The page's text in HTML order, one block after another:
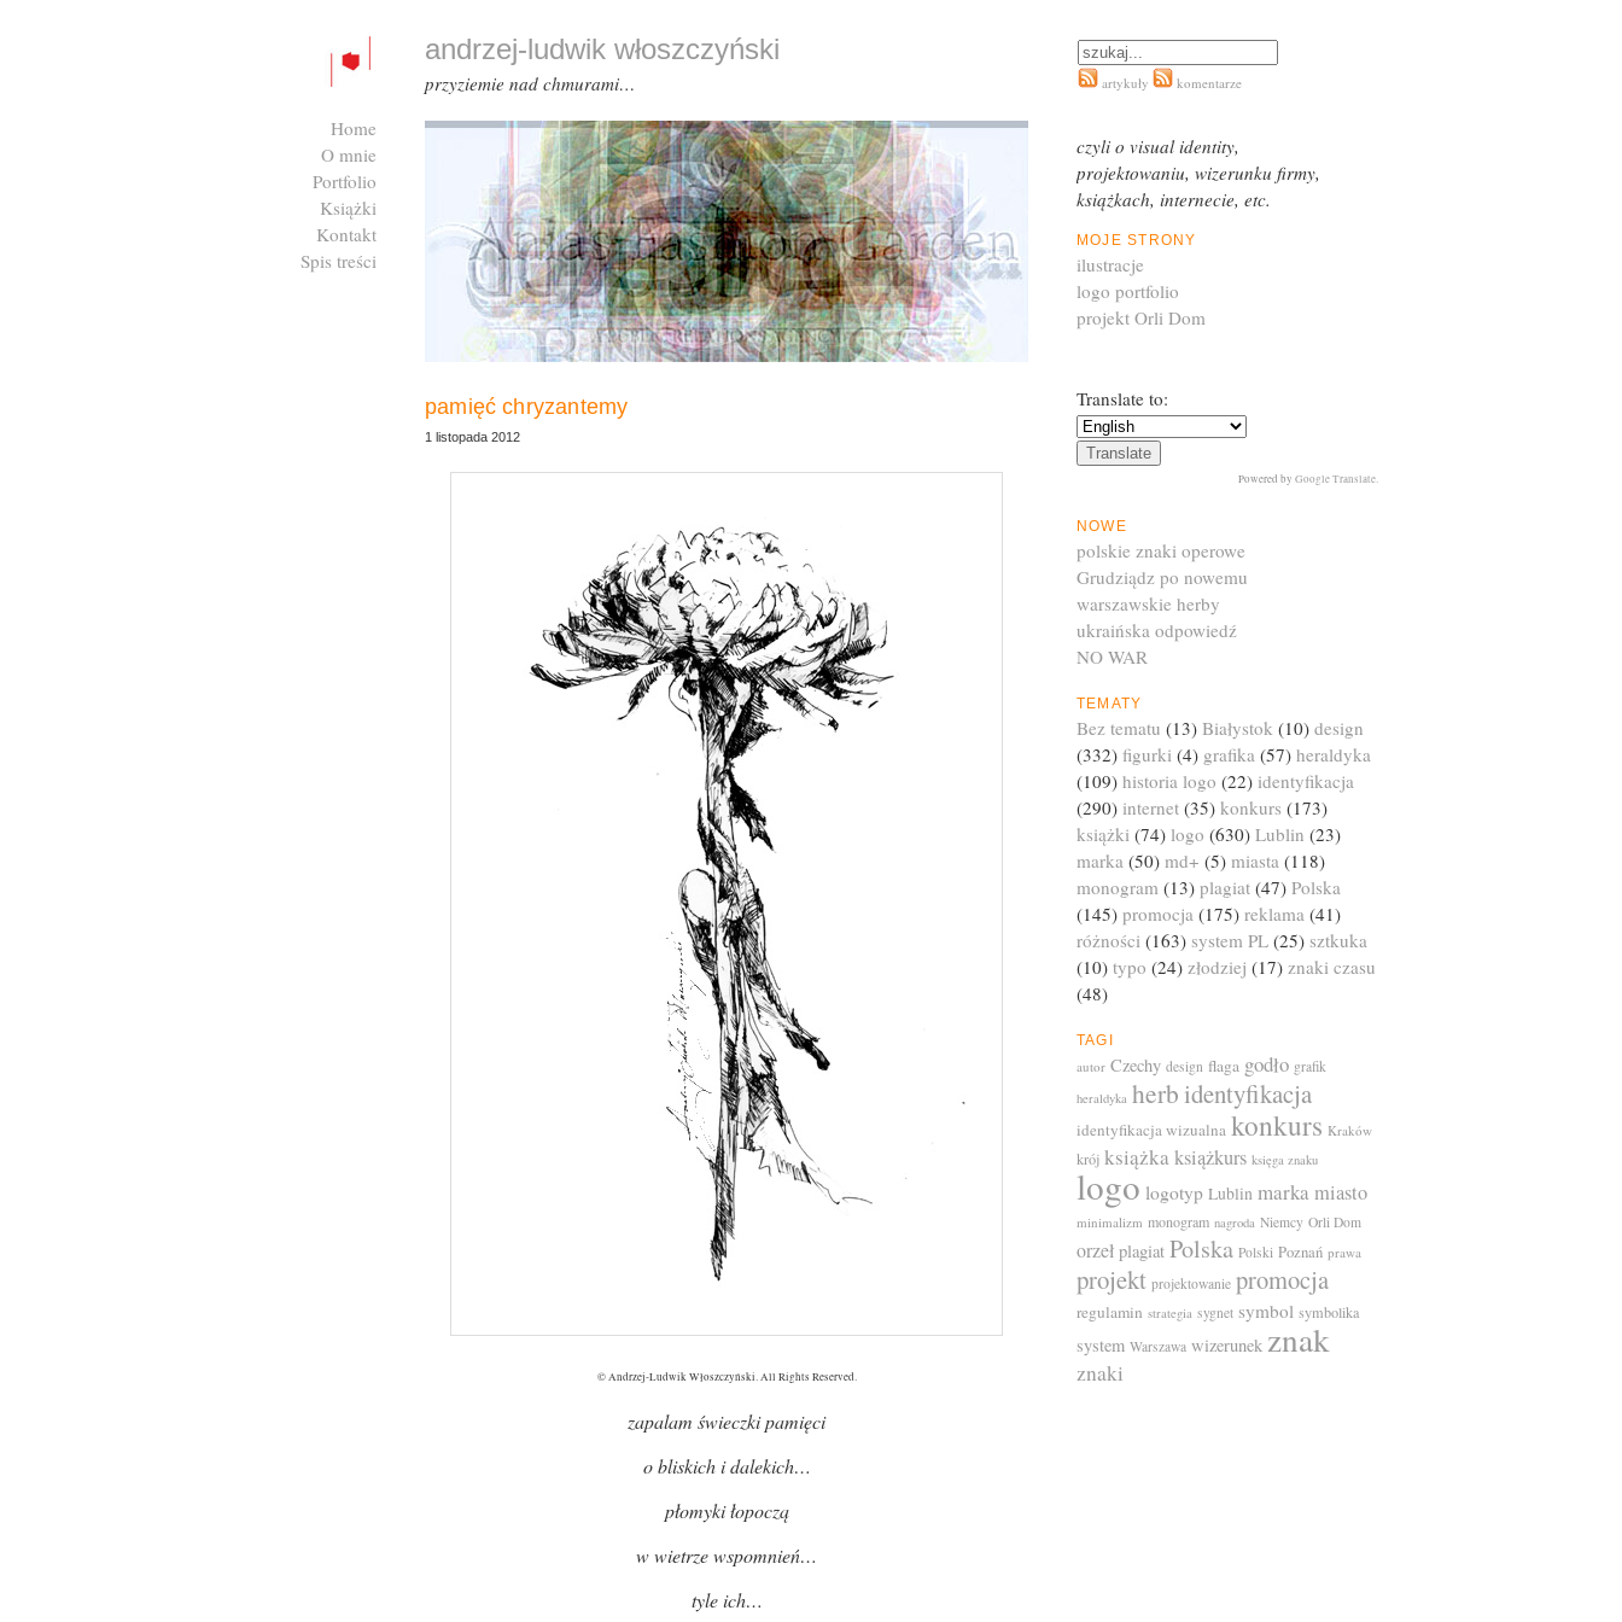
pamięć chryzantemy
1 listopada 2012
© Andrzej-Ludwik Włoszczyński. All Rights Reserved.
zapalam świeczki pamięci
o bliskich i dalekich…
płomyki łopoczą
w wietrze wspomnień…
tyle ich…
Translate to:
Powered by Google Translate.
NOWE
polskie znaki operowe
Grudziądz po nowemu
warszawskie herby
ukraińska odpowiedź
NO WAR
TEMATY
Bez tematu (13) Białystok (10) design
(332) figurki (4) grafika (57) heraldyka
(109) historia logo (22) identyfikacja
(290) internet (35) konkurs (173)
książki (74) logo (630) Lublin (23)
marka (50) md+ (5) miasta (118)
monogram (13) plagiat (47) Polska
(145) promocja (175) reklama (41)
różności (163) system PL (25) sztkuka
(10) typo (24) złodziej (17) znaki czasu
(48)
TAGI
autor Czechy design flaga godło grafik
heraldyka herb identyfikacja
identyfikacja wizualna konkurs Kraków
krój książka książkurs księga znaku
logo logotyp Lublin marka miasto
minimalizm monogram nagroda Niemcy Orli Dom
orzeł plagiat Polska Polski Poznań prawa
projekt projektowanie promocja
regulamin strategia sygnet symbol symbolika
system Warszawa wizerunek znak
znaki
andrzej-ludwik włoszczyński
przyziemie nad chmurami… artykuły komentarze
Home
O mnie
Portfolio
Książki
Kontakt
Spis treści
czyli o visual identity,
projektowaniu, wizerunku firmy,
książkach, internecie, etc.
MOJE STRONY
ilustracje
logo portfolio
projekt Orli Dom